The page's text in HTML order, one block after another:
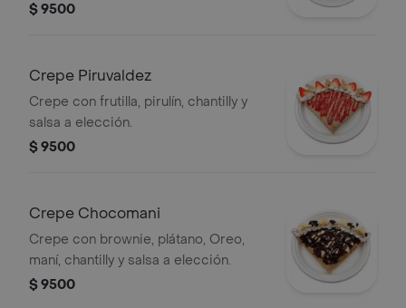
$ 9500
Crepe Piruvaldez
Crepe con frutilla, pirulín, chantilly y
salsa a elección.
$ 9500
Crepe Chocomani
Crepe con brownie, plátano, Oreo,
maní, chantilly y salsa a elección.
$ 9500